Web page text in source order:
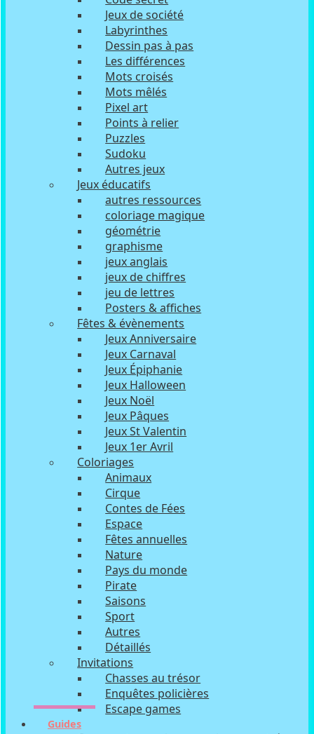
Jeux de société
Labyrinthes
Dessin pas à pas
Les différences
Mots croisés
Mots mêlés
Pixel art
Points à relier
Puzzles
Sudoku
Autres jeux
Jeux éducatifs
autres ressources
coloriage magique
géométrie
graphisme
jeux anglais
jeux de chiffres
jeu de lettres
Posters & affiches
Fêtes & évènements
Jeux Anniversaire
Jeux Carnaval
Jeux Épiphanie
Jeux Halloween
Jeux Noël
Jeux Pâques
Jeux St Valentin
Jeux 1er Avril
Coloriages
Animaux
Cirque
Contes de Fées
Espace
Fêtes annuelles
Nature
Pays du monde
Pirate
Saisons
Sport
Autres
Détaillés
Invitations
Chasses au trésor
Enquêtes policières
Escape games
Guides